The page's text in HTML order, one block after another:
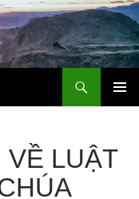
LUẬT